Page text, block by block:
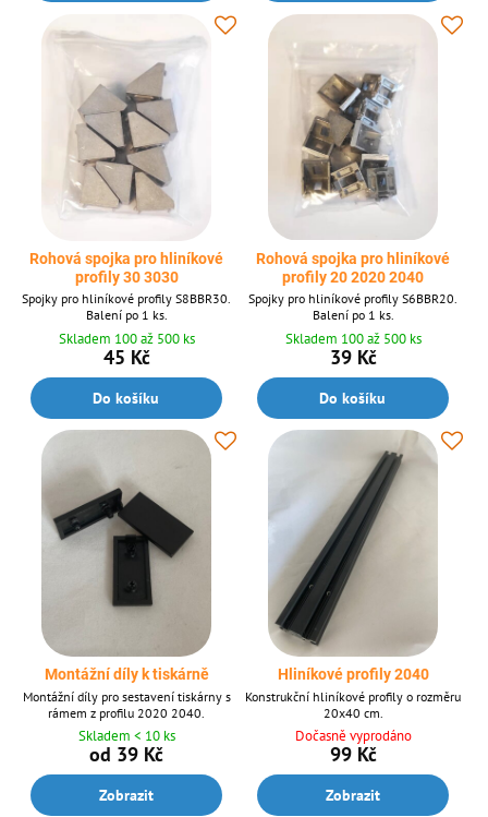
Rohová spojka pro hliníkové
profily 30 3030
Spojky pro hliníkové profily S8BBR30.
Balení po 1 ks.
Skladem 100 až 500 ks
45 Kč
Do košíku
Rohová spojka pro hliníkové
profily 20 2020 2040
Spojky pro hliníkové profily S6BBR20.
Balení po 1 ks.
Skladem 100 až 500 ks
39 Kč
Do košíku
Montážní díly k tiskárně
Montážní díly pro sestavení tiskárny s
rámem z profilu 2020 2040.
Skladem < 10 ks
od 39 Kč
Zobrazit
Hliníkové profily 2040
Konstrukční hliníkové profily o rozměru
20x40 cm.
Dočasně vyprodáno
99 Kč
Zobrazit